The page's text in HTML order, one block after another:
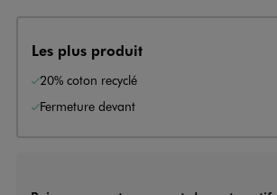
Les plus produit
20% coton recyclé
Fermeture devant